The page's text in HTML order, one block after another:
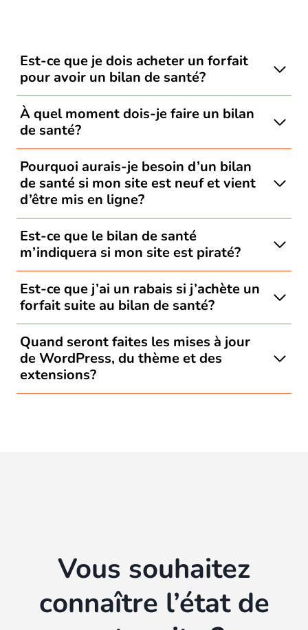
Est-ce que je dois acheter un forfait
pour avoir un bilan de santé?
À quel moment dois-je faire un bilan
de santé?
Pourquoi aurais-je besoin d’un bilan
de santé si mon site est neuf et vient
d’être mis en ligne?
Est-ce que le bilan de santé
m’indiquera si mon site est piraté?
Est-ce que j’ai un rabais si j’achète un
forfait suite au bilan de santé?
Quand seront faites les mises à jour
de WordPress, du thème et des
extensions?
Vous souhaitez
connaître l’état de